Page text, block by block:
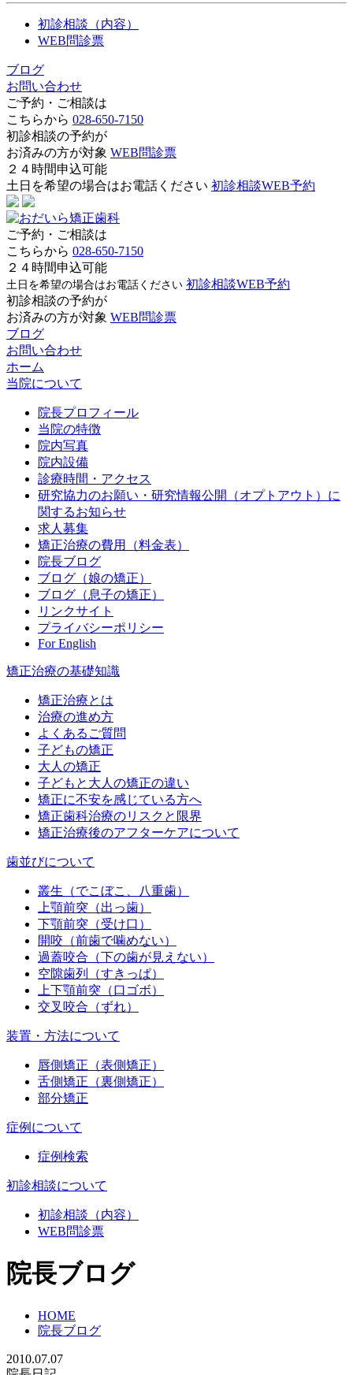
初診相談（内容）
WEB問診票
ブログ
お問い合わせ
ご予約・ご相談は
こちらから 028-650-7150
初診相談の予約が
お済みの方が対象 WEB問診票
２４時間申込可能
土日を希望の場合はお電話ください 初診相談WEB予約
ご予約・ご相談は
こちらから 028-650-7150
２４時間申込可能
土日を希望の場合はお電話ください 初診相談WEB予約
初診相談の予約が
お済みの方が対象 WEB問診票
ブログ
お問い合わせ
ホーム
当院について
院長プロフィール
当院の特徴
院内写真
院内設備
診療時間・アクセス
研究協力のお願い・研究情報公開（オプトアウト）に
関するお知らせ
求人募集
矯正治療の費用（料金表）
院長ブログ
ブログ（娘の矯正）
ブログ（息子の矯正）
リンクサイト
プライバシーポリシー
For English
矯正治療の基礎知識
矯正治療とは
治療の進め方
よくあるご質問
子どもの矯正
大人の矯正
子どもと大人の矯正の違い
矯正に不安を感じている方へ
矯正歯科治療のリスクと限界
矯正治療後のアフターケアについて
歯並びについて
叢生（でこぼこ、八重歯）
上顎前突（出っ歯）
下顎前突（受け口）
開咬（前歯で噛めない）
過蓋咬合（下の歯が見えない）
空隙歯列（すきっぱ）
上下顎前突（口ゴボ）
交叉咬合（ずれ）
装置・方法について
唇側矯正（表側矯正）
舌側矯正（裏側矯正）
部分矯正
症例について
症例検索
初診相談について
初診相談（内容）
WEB問診票
院長ブログ
HOME
院長ブログ
2010.07.07